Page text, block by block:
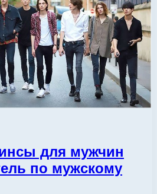
для мужчин
по мужскому